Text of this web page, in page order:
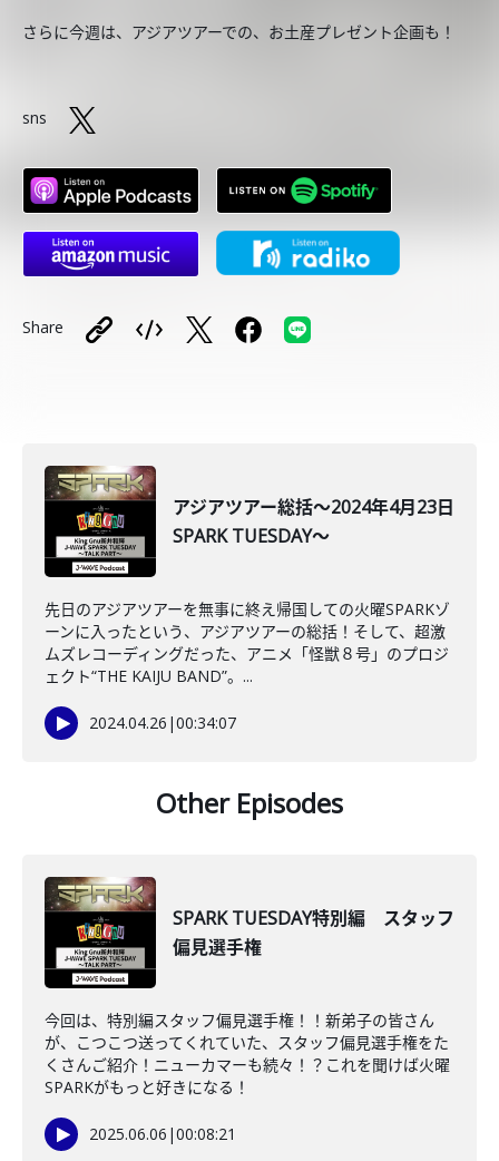
さらに今週は、アジアツアーでの、お土産プレゼント企画も！
sns
Share
アジアツアー総括～2024年4月23日
SPARK TUESDAY～
先日のアジアツアーを無事に終え帰国しての火曜SPARKゾ
ーンに入ったという、アジアツアーの総括！そして、超激
ムズレコーディングだった、アニメ「怪獣８号」のプロジ
ェクト“THE KAIJU BAND”。...
2024.04.26 |00:34:07
Other Episodes
SPARK TUESDAY特別編 スタッフ
偏見選手権
今回は、特別編スタッフ偏見選手権！！新弟子の皆さん
が、こつこつ送ってくれていた、スタッフ偏見選手権をた
くさんご紹介！ニューカマーも続々！？これを聞けば火曜
SPARKがもっと好きになる！
2025.06.06 |00:08:21